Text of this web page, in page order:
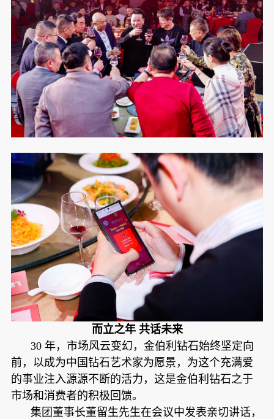
而立之年 共话未来
30 年，市场风云变幻，金伯利钻石始终坚定向
前，以成为中国钻石艺术家为愿景，为这个充满爱
的事业注入源源不断的活力，这是金伯利钻石之于
市场和消费者的积极回馈。
集团董事长董留生先生在会议中发表亲切讲话，